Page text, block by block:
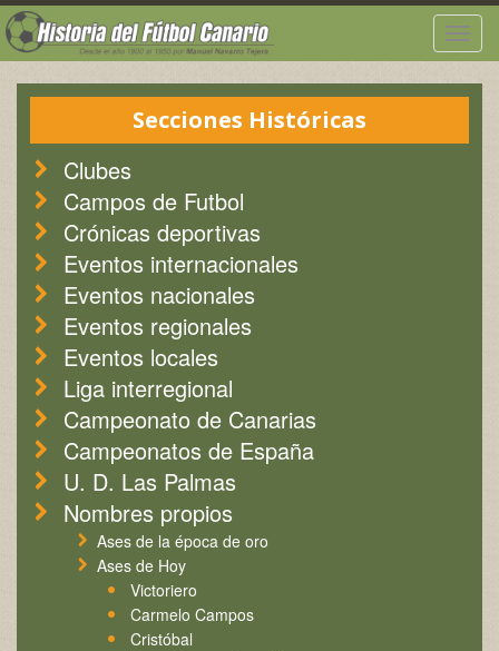
Secciones Históricas
Clubes
Campos de Futbol
Crónicas deportivas
Eventos internacionales
Eventos nacionales
Eventos regionales
Eventos locales
Liga interregional
Campeonato de Canarias
Campeonatos de España
U. D. Las Palmas
Nombres propios
Ases de la época de oro
Ases de Hoy
Victoriero
Carmelo Campos
Cristóbal